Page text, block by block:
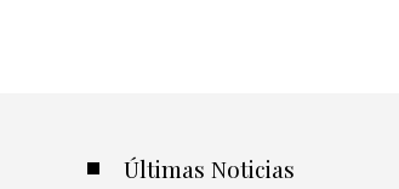
Últimas Noticias